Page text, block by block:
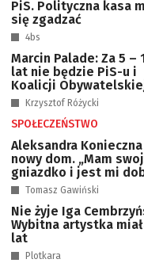
PiS. Polityczna kasa
się zgadzać
4bs
Marcin Palade: Za 5 –
lat nie będzie PiS-u i
Koalicji
Krzysztof Różycki
SPOŁECZEŃSTWO
Aleksandra
nowy dom. „Mam
gniazdko i jest mi
Tomasz Gawiński
Nie żyje Iga
Wybitna artystka
lat
Plotkara